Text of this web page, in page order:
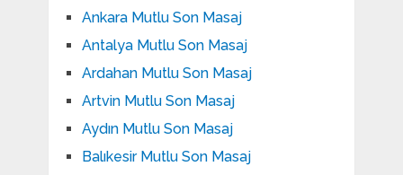
Ankara Mutlu Son Masaj
Antalya Mutlu Son Masaj
Ardahan Mutlu Son Masaj
Artvin Mutlu Son Masaj
Aydın Mutlu Son Masaj
Balıkesir Mutlu Son Masaj